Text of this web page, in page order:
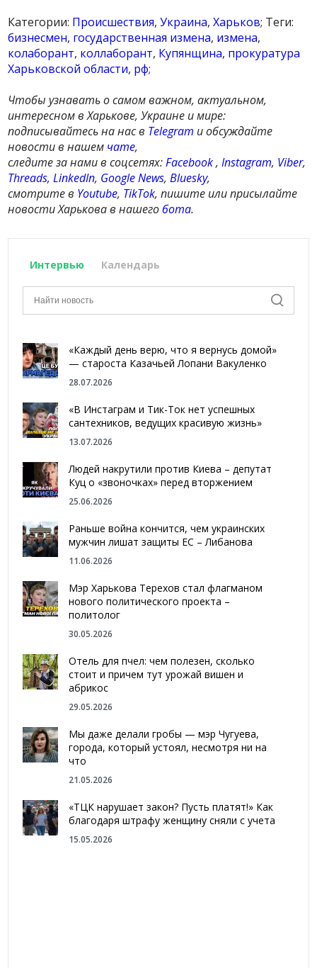
Категории: Происшествия,Украина,Харьков; Теги:
бизнесмен, государственная измена, измена,
колаборант, коллаборант, Купянщина, прокуратура
Харьковской области, рф;
Чтобы узнавать о самом важном, актуальном,
интересном в Харькове, Украине и мире:
подписывайтесь на нас в Telegram и обсуждайте
новости в нашем чате,
следите за нами в соцсетях:Facebook,Instagram, Viber,
Threads,LinkedIn, Google News,Bluesky,
смотрите в Youtube, TikTok, пишите или присылайте
новости Харькова в нашегобота.
Интервью Календарь
«Каждый день верю, что я вернусь домой»
— староста Казачьей Лопани Вакуленко
28.07.2026
«В Инстаграм и Тик-Ток нет успешных
сантехников, ведущих красивую жизнь»
13.07.2026
Людей накрутили против Киева – депутат
Куц о «звоночках» перед вторжением
25.06.2026
Раньше война кончится, чем украинских
мужчин лишат защиты ЕС – Либанова
11.06.2026
Мэр Харькова Терехов стал флагманом
нового политического проекта –
политолог
30.05.2026
Отель для пчел: чем полезен, сколько
стоит и причем тут урожай вишен и
абрикос
29.05.2026
Мы даже делали гробы — мэр Чугуева,
города, который устоял, несмотря ни на
что
21.05.2026
«ТЦК нарушает закон? Пусть платят!» Как
благодаря штрафу женщину сняли с учета
15.05.2026